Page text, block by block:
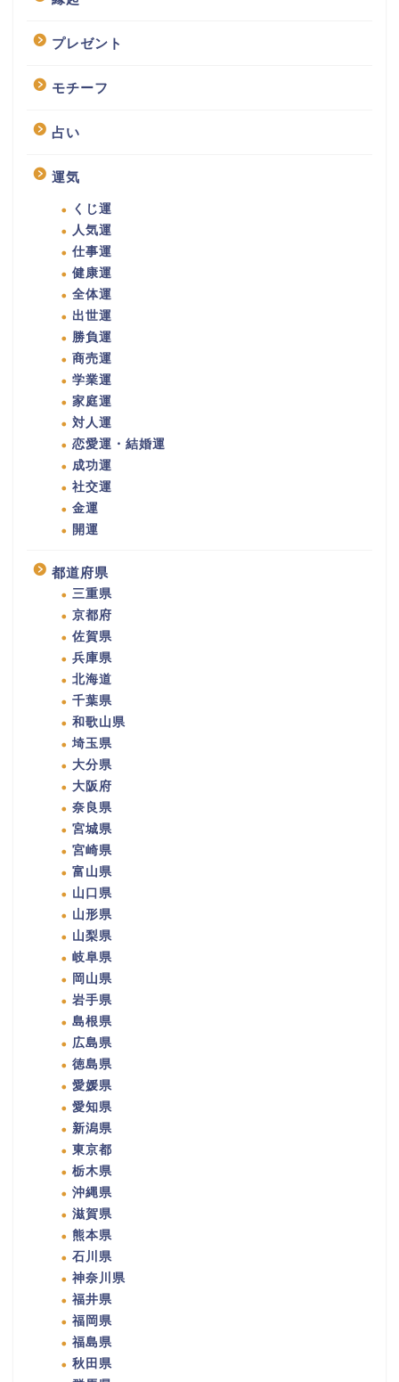
プレゼント
モチーフ
占い
運気
くじ運
人気運
仕事運
健康運
全体運
出世運
勝負運
商売運
学業運
家庭運
対人運
恋愛運・結婚運
成功運
社交運
金運
開運
都道府県
三重県
京都府
佐賀県
兵庫県
北海道
千葉県
和歌山県
埼玉県
大分県
大阪府
奈良県
宮城県
宮崎県
富山県
山口県
山形県
山梨県
岐阜県
岡山県
岩手県
島根県
広島県
徳島県
愛媛県
愛知県
新潟県
東京都
栃木県
沖縄県
滋賀県
熊本県
石川県
神奈川県
福井県
福岡県
福島県
秋田県